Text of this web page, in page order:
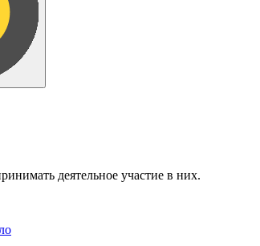
деятельное участие в них.